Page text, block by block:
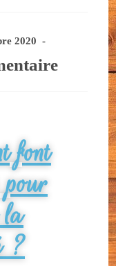
2020
font
pour
la
?